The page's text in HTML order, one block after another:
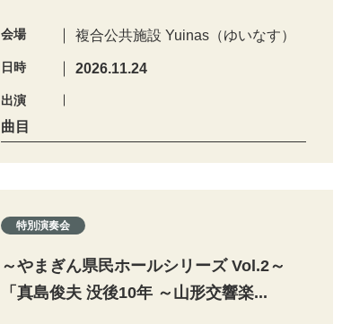
会場 複合公共施設 Yuinas（ゆいなす）
日時 2026.11.24
出演
曲目
特別演奏会
～やまぎん県民ホールシリーズ Vol.2～
「真島俊夫 没後10年 ～山形交響楽...